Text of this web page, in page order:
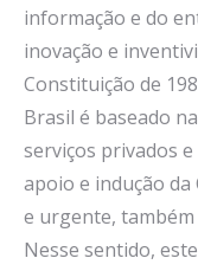
informação e do
inovação e
Constituição de
Brasil é baseado
serviços privados
apoio e indução da
e urgente,
Nesse sentido,